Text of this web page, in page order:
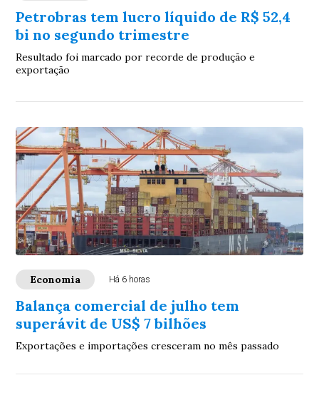
Petrobras tem lucro líquido de R$ 52,4
bi no segundo trimestre
Resultado foi marcado por recorde de produção e
exportação
Economia Há 6 horas
Balança comercial de julho tem
superávit de US$ 7 bilhões
Exportações e importações cresceram no mês passado